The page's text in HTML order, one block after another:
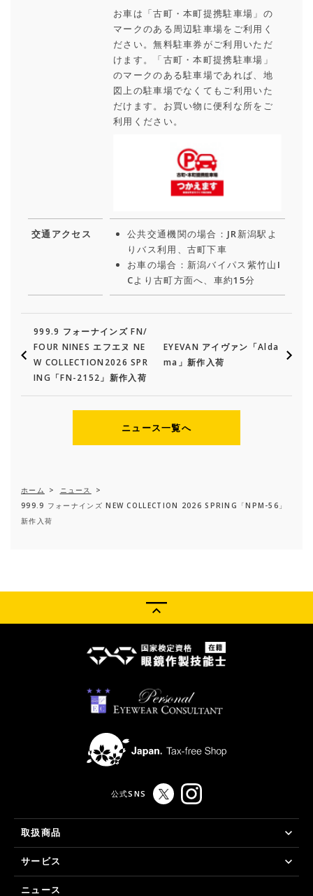
お車は「古町・本町提携駐車場」の
マークのある周辺駐車場をご利用く
ださい。無料駐車券がご利用いただ
けます。「古町・本町提携駐車場」
のマークのある駐車場であれば、地
図上の駐車場でなくてもご利用いた
だけます。お買い物に便利な所をご
利用ください。
交通アクセス
公共交通機関の場合：JR新潟駅よ
りバス利用、古町下車
お車の場合：新潟バイパス紫竹山I
Cより古町方面へ、車約15分
999.9 フォーナインズ FN/
FOUR NINES エフエヌ NE
W COLLECTION2026 SPR
ING「FN-2152」新作入荷
EYEVAN アイヴァン「Alda
ma」新作入荷
ニュース一覧へ
ホーム > ニュース
>
999.9 フォーナインズ NEW COLLECTION 2026 SPRING「NPM-56」
新作入荷
公式SNS
取扱商品
サービス
ニュース